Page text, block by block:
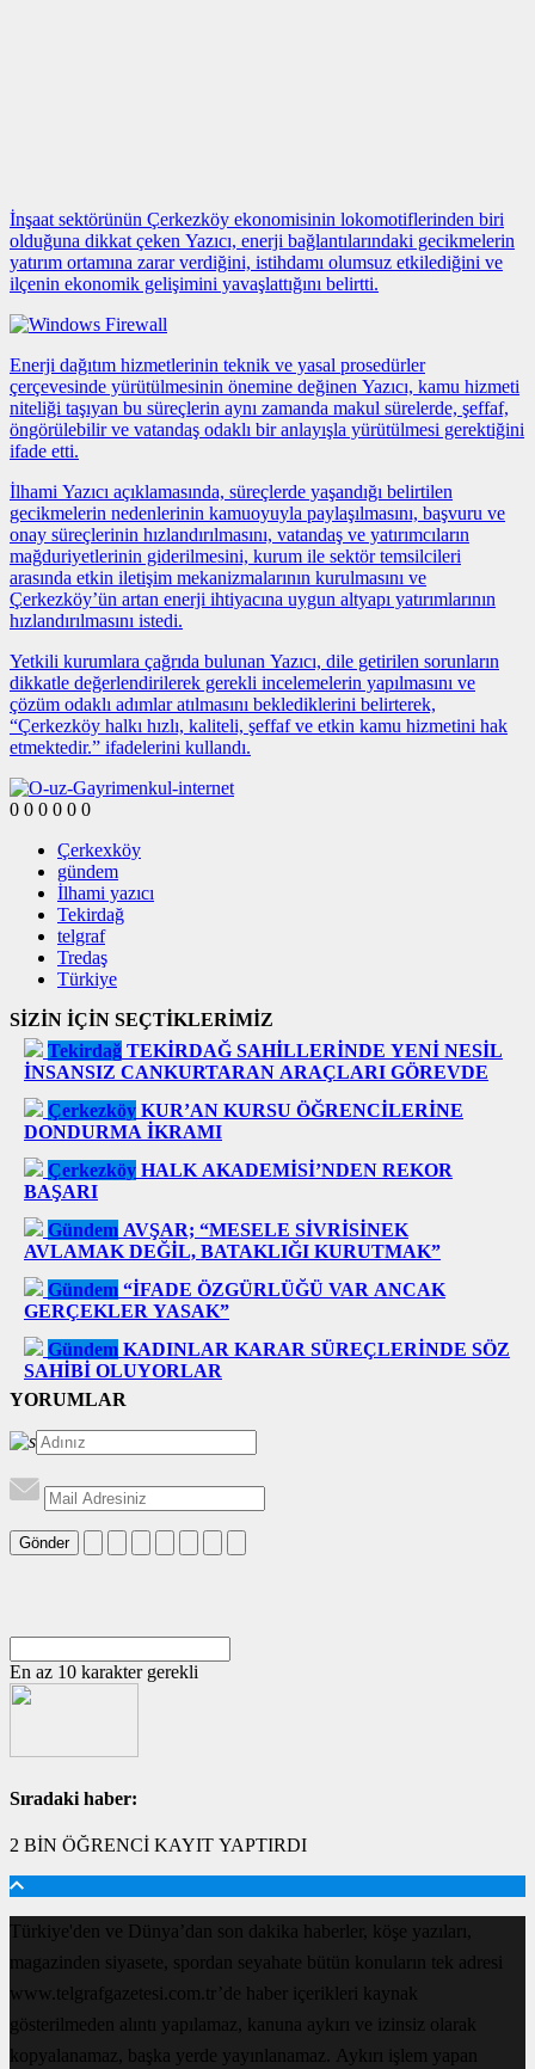
İnşaat sektörünün Çerkezköy ekonomisinin lokomotiflerinden biri
olduğuna dikkat çeken Yazıcı, enerji bağlantılarındaki gecikmelerin
yatırım ortamına zarar verdiğini, istihdamı olumsuz etkilediğini ve
ilçenin ekonomik gelişimini yavaşlattığını belirtti.
Enerji dağıtım hizmetlerinin teknik ve yasal prosedürler
çerçevesinde yürütülmesinin önemine değinen Yazıcı, kamu hizmeti
niteliği taşıyan bu süreçlerin aynı zamanda makul sürelerde, şeffaf,
öngörülebilir ve vatandaş odaklı bir anlayışla yürütülmesi gerektiğini
ifade etti.
İlhami Yazıcı açıklamasında, süreçlerde yaşandığı belirtilen
gecikmelerin nedenlerinin kamuoyuyla paylaşılmasını, başvuru ve
onay süreçlerinin hızlandırılmasını, vatandaş ve yatırımcıların
mağduriyetlerinin giderilmesini, kurum ile sektör temsilcileri
arasında etkin iletişim mekanizmalarının kurulmasını ve
Çerkezköy’ün artan enerji ihtiyacına uygun altyapı yatırımlarının
hızlandırılmasını istedi.
Yetkili kurumlara çağrıda bulunan Yazıcı, dile getirilen sorunların
dikkatle değerlendirilerek gerekli incelemelerin yapılmasını ve
çözüm odaklı adımlar atılmasını beklediklerini belirterek,
“Çerkezköy halkı hızlı, kaliteli, şeffaf ve etkin kamu hizmetini hak
etmektedir.” ifadelerini kullandı.
0 0 0 0 0 0
Çerkexköy
gündem
İlhami yazıcı
Tekirdağ
telgraf
Tredaş
Türkiye
SİZİN İÇİN SEÇTİKLERİMİZ
Tekirdağ TEKİRDAĞ SAHİLLERİNDE YENİ NESİL
İNSANSIZ CANKURTARAN ARAÇLARI GÖREVDE
Çerkezköy KUR’AN KURSU ÖĞRENCİLERİNE
DONDURMA İKRAMI
Çerkezköy HALK AKADEMİSİ’NDEN REKOR
BAŞARI
Gündem AVŞAR; “MESELE SİVRİSİNEK
AVLAMAK DEĞİL, BATAKLIĞI KURUTMAK”
Gündem “İFADE ÖZGÜRLÜĞÜ VAR ANCAK
GERÇEKLER YASAK”
Gündem KADINLAR KARAR SÜREÇLERİNDE SÖZ
SAHİBİ OLUYORLAR
YORUMLAR
Gönder
En az 10 karakter gerekli
Sıradaki haber:
2 BİN ÖĞRENCİ KAYIT YAPTIRDI
Türkiye'den ve Dünya’dan son dakika haberler, köşe yazıları,
magazinden siyasete, spordan seyahate bütün konuların tek adresi
www.telgrafgazetesi.com.tr’de haber içerikleri kaynak
gösterilmeden alıntı yapılamaz, kanuna aykırı ve izinsiz olarak
kopyalanamaz, başka yerde yayınlanamaz. Aykırı işlem yapan